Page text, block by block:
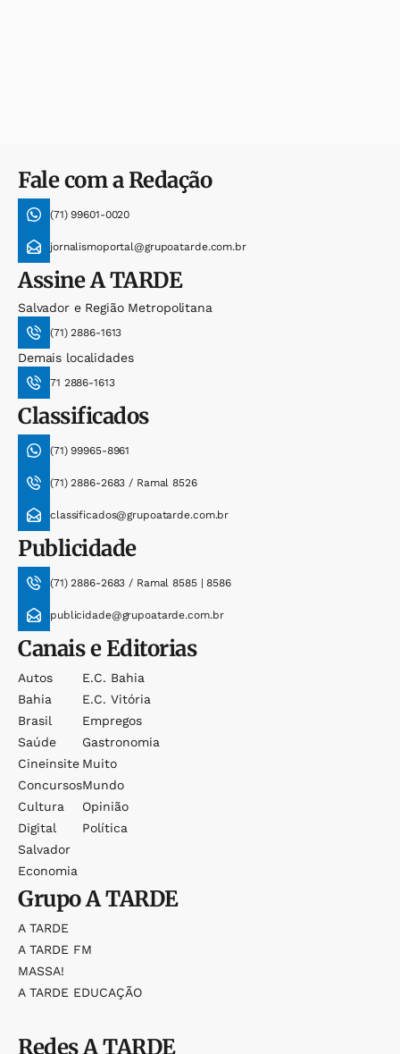
Fale com a Redação
(71) 99601-0020
jornalismoportal@grupoatarde.com.br
AssineA TARDE
Salvador e Região Metropolitana
(71) 2886-1613
Demais localidades
71 2886-1613
Classificados
(71) 99965-8961
(71) 2886-2683 / Ramal 8526
classificados@grupoatarde.com.br
Publicidade
(71) 2886-2683 / Ramal 8585 | 8586
publicidade@grupoatarde.com.br
Canais e Editorias
Autos
Bahia
Brasil
Saúde
Cineinsite
Concursos
Cultura
Digital
Salvador
Economia
E.c. Bahia
E.c. Vitória
Empregos
Gastronomia
Muito
Mundo
Opinião
Política
GrupoA TARDE
A TARDE
A TARDE FM
MASSA!
A TARDE EDUCAÇÃO
RedesA TARDE